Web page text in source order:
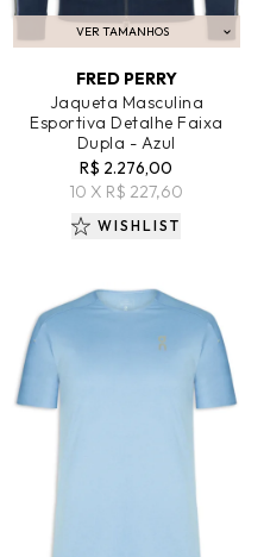
VER TAMANHOS
ADICIONAR AO CARRINHO
FRED PERRY
Jaqueta Masculina
Esportiva Detalhe Faixa
Dupla - Azul
R$ 2.276,00
10 X R$ 227,60
WISHLIST